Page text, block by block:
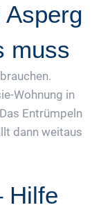
Asperg
muss
Wohnung in
Entrümpeln
dann weitaus
Hilfe